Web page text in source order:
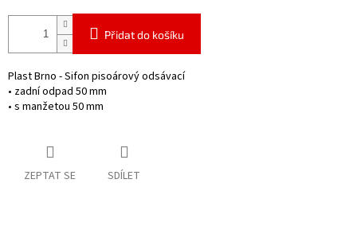
Přidat do košíku
Plast Brno - Sifon pisoárový odsávací
• zadní odpad 50 mm
• s manžetou 50 mm
ZEPTAT SE SDÍLET